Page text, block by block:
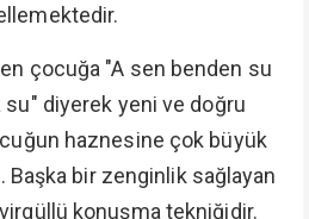
çocuğa "A sen benden su
diyerek yeni ve doğru
haznesine çok büyük
bir zenginlik sağlayan
konuşma tekniğidir.